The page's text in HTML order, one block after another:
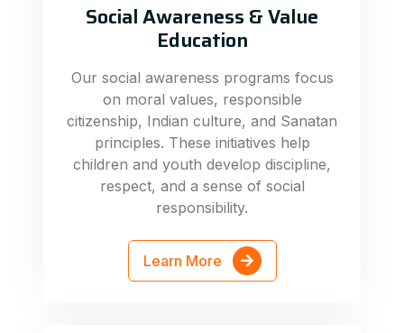
Social Awareness & Value
Education
Our social awareness programs focus
on moral values, responsible
citizenship, Indian culture, and Sanatan
principles. These initiatives help
children and youth develop discipline,
respect, and a sense of social
responsibility.
Learn More